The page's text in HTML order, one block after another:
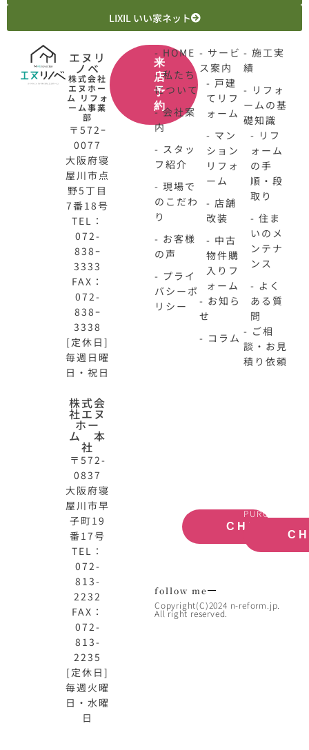
LIXIL いい家ネット
エヌリ
ノベ
株式会社
エヌホー
ム リフォ
ーム事業
部
〒572ｰ
0077
大阪府寝
屋川市点
野5丁目
7番18号
TEL：
072-
838ｰ
3333
FAX：
072-
838ｰ
3338
[定休日]
毎週日曜
日・祝日
株式会
社エヌ
ホー
ム 本
社
〒572-
0837
大阪府寝
屋川市早
子町19
番17号
TEL：
072-
813-
2232
FAX：
072-
813-
2235
[定休日]
毎週火曜
日・水曜
日
来
店
予
約
- HOME
- 私たち
について
- 会社案
内
- スタッ
フ紹介
- 現場で
のこだわ
り
- お客様
の声
- プライ
バシーポ
リシー
- サービ
ス案内
- 戸建
てリフ
ォーム
- マン
ション
リフォ
ーム
- 店舗
改装
- 中古
物件購
入りフ
ォーム
- お知ら
せ
- コラム
- 施工実
績
- リフォ
ームの基
礎知識
- リフ
ォーム
の手
順・段
取り
- 住ま
いのメ
ンテナ
ンス
- よく
ある質
問
- ご相
談・お見
積り依頼
CHECK
PURCHASE
follow me
Copyright(C)2024 n-reform.jp.
All right reserved.